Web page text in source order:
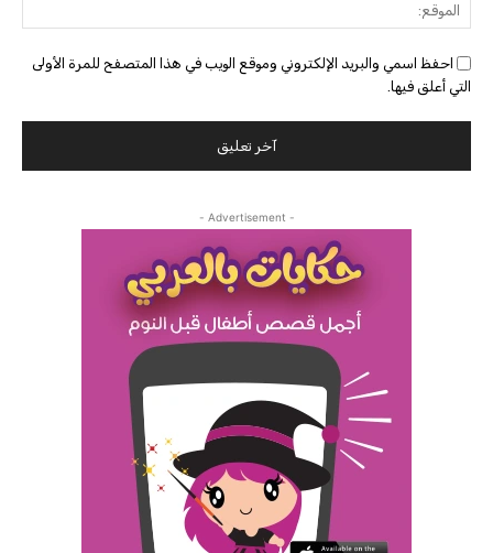
احفظ اسمي والبريد الإلكتروني وموقع الويب في هذا المتصفح للمرة الأولى
التي أعلق فيها.
- Advertisement -